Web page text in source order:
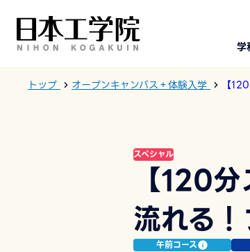
学
トップ オープンキャンパス＋体験入学 【
スペシャル
【120
流れる
午前コース